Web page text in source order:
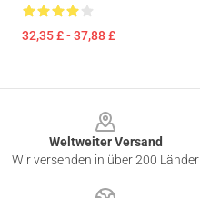
32,35 £ - 37,88 £
Weltweiter Versand
Wir versenden in über 200 Länder